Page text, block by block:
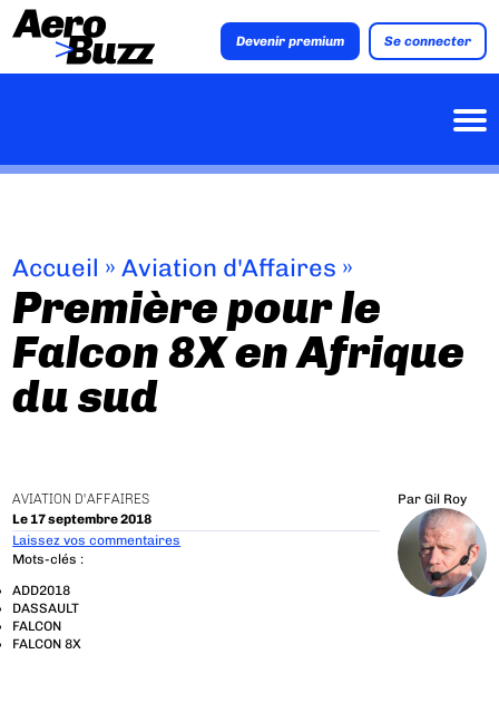
Devenir premium Se connecter
Accueil »Aviation d'Affaires »
Première pour le
Falcon 8X en Afrique
du sud
AVIATION D'AFFAIRES
Le 17 septembre 2018
Par Gil Roy
Laissez vos commentaires
Mots-clés :
ADD2018
DASSAULT
FALCON
FALCON 8X